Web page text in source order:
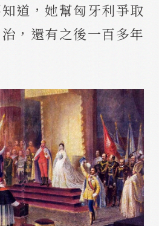
道，她幫匈牙利爭取
，還有之後一百多年